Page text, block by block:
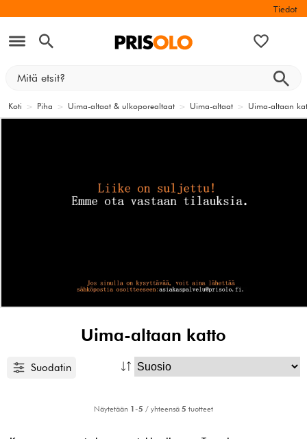
Tiedot
Koti > Piha > Uima-altaat & ulkoporealtaat > Uima-altaat > Uima-altaan
Uima-altaan katto
Suodatin
Näytetään 1-5 / yhteensä 5 tuotteet